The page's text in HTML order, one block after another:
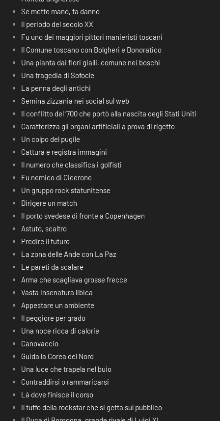
Se mette mano, fa danno
Il periodo del secolo XX
Fu uno dei maggiori pittori manieristi toscani
Il Comune toscano con Bolgheri e Donoratico
Una pianta dai fiori gialli, comune nei boschi
Una tragedia di Sofocle
La penna degli antichi
Semina zizzania nei social sul web
Il conflitto del ‘700 che portò alla nascita degli Stati Uniti
Caratterizza gli organi artificiali a prova di rigetto
Un colpo del pugile
Cattura e registra immagini
Il numero che classifica i golfisti
Fu nemico di Cicerone
Un gruppo rock statunitense
Dirigere un match
Il porto svedese di fronte a Copenhagen
Astuto, scaltro
Predire il futuro
La zona delle Ande con La Paz
Le pareti da scalare
Arma che scagliava grosse frecce
Vasta insenatura libica
Appestare un ambiente
Il peggiore per grado
Una noce ricca di calorie
Canovaccio
Guida la Corea del Nord
Una luce che trapela nel buio
Contraddirsi o rammaricarsi
Là dove finisce il corso
Il tuffo della rockstar che si getta sul pubblico